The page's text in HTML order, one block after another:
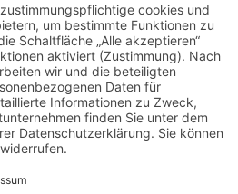
nach oben